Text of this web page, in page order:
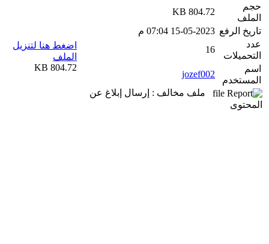
حجم
الملف
804.72 KB
تاريخ الرفع 15-05-2023 07:04 م
عدد
التحميلات
16
اسم
المستخدم
jozef002
ملف مخالف : إرسال إبلاغ عن
المحتوى
اضغط هنا لتنزيل
الملف
804.72 KB